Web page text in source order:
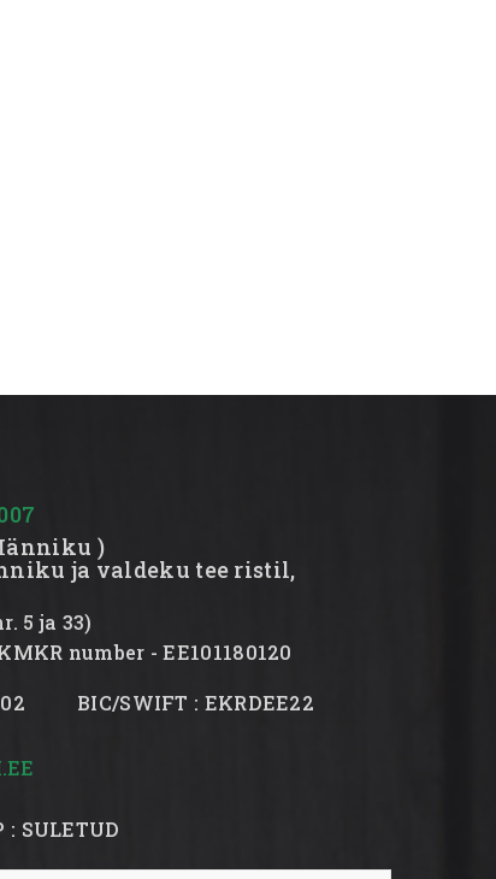
)
ja valdeku tee ristil,
5 ja 33)
number - EE101180120
BIC/SWIFT : EKRDEE22
: SULETUD